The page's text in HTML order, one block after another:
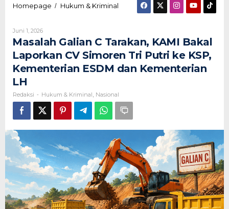
Homepage / Hukum & Kriminal Masalah
KAMI
Bakal
Laporkan
CV
Putri
ke
KSP,
dan
Kementerian
LH
Juni 1, 2026Oleh
Redaksi
Masalah Galian C Tarakan, KAMI Bakal
Laporkan CV Simoren Tri Putri ke KSP,
Kementerian ESDM dan Kementerian
LH
Redaksi - Hukum & Kriminal Nasional